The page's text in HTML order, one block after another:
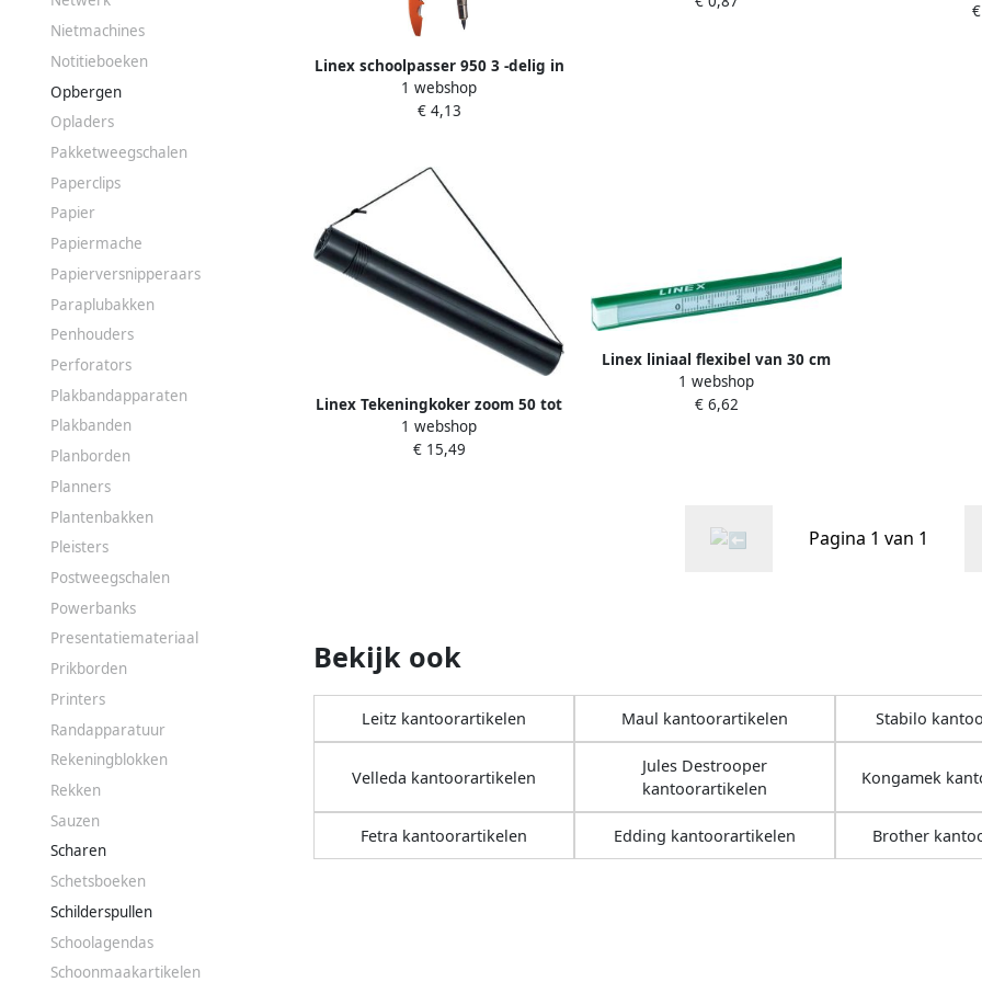
Nietmachines
Notitieboeken
Opbergen
Opladers
Pakketweegschalen
Paperclips
Papier
Papiermache
Papierversnipperaars
Paraplubakken
Penhouders
Perforators
Plakbandapparaten
Plakbanden
Planborden
Planners
Plantenbakken
Pleisters
Postweegschalen
Powerbanks
Presentatiemateriaal
Prikborden
Printers
Randapparatuur
Rekeningblokken
Rekken
Sauzen
Scharen
Schetsboeken
Schilderspullen
Schoolagendas
Schoonmaakartikelen
Linex schoolpasser 950 3 -delig in
een ophangdoosje in
geassorteerde kleuren
1 webshop
€ 4,13
Linex Tekeningkoker zoom 50 tot
90cm doorsnee 6cm zwart
1 webshop
€ 15,49
Linex liniaal flexibel van 30 cm
1 webshop
€ 6,62
Pagina 1 van 1
Bekijk ook
Leitz kantoorartikelen Maul kantoorartikelen Stabilo
Velleda kantoorartikelen
Jules Destrooper
kantoorartikelen
Kongamek
Fetra kantoorartikelen Edding kantoorartikelen Brother